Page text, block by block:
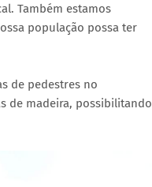
Também estamos
população possa ter
de pedestres no
de madeira, possibilitando